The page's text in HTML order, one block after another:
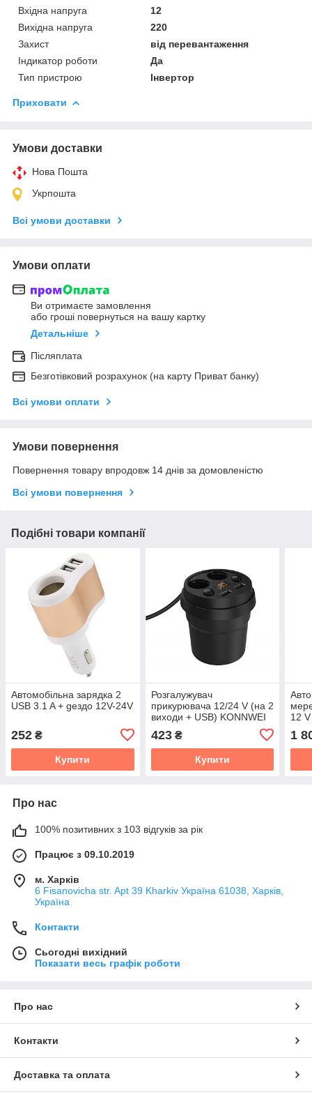
Вхідна напруга
12
Вихідна напруга
220
Захист
від перевантаження
Індикатор роботи
Да
Тип пристрою
Інвертор
Приховати
Умови доставки
Нова Пошта
Укрпошта
Всі умови доставки
Умови оплати
Ви отримаєте замовлення
або гроші повернуться на вашу картку
Детальніше
Післяплата
Безготівковий розрахунок (на карту Приват банку)
Всі умови оплати
Умови повернення
Повернення товару впродовж 14 днів за домовленістю
Всі умови повернення
Подібні товари компанії
Автомобільна зарядка 2
USB 3.1 A + gездо 12V-24V
252 ₴
Купити
Розгалужувач
прикурювача 12/24 V (на 2
виходи + USB) KONNWEI
423₴
Купити
12
1
Про нас
100% позитивних з 103 відгуків за рік
Працює з 09.10.2019
м. Харків
6 Fisanovicha str. Apt 39 Kharkiv Україна 61038, Харків,
Україна
Контакти
Сьогодні вихідний
Показати весь графік роботи
Про нас
Контакти
Доставка та оплата